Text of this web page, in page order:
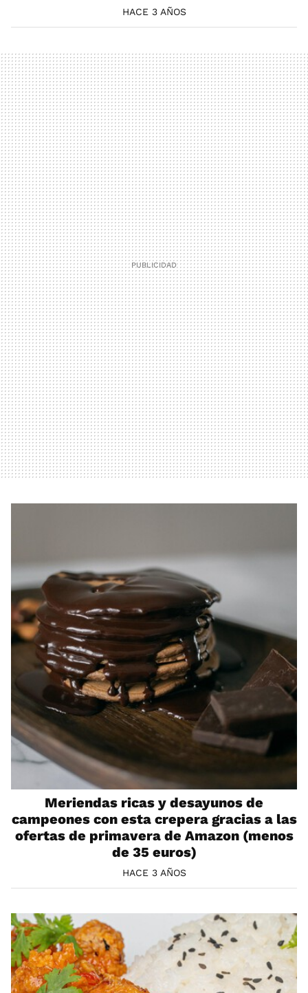
HACE 3 AÑOS
Meriendas ricas y desayunos de
campeones con esta crepera gracias a las
ofertas de primavera de Amazon (menos
de 35 euros)
HACE 3 AÑOS